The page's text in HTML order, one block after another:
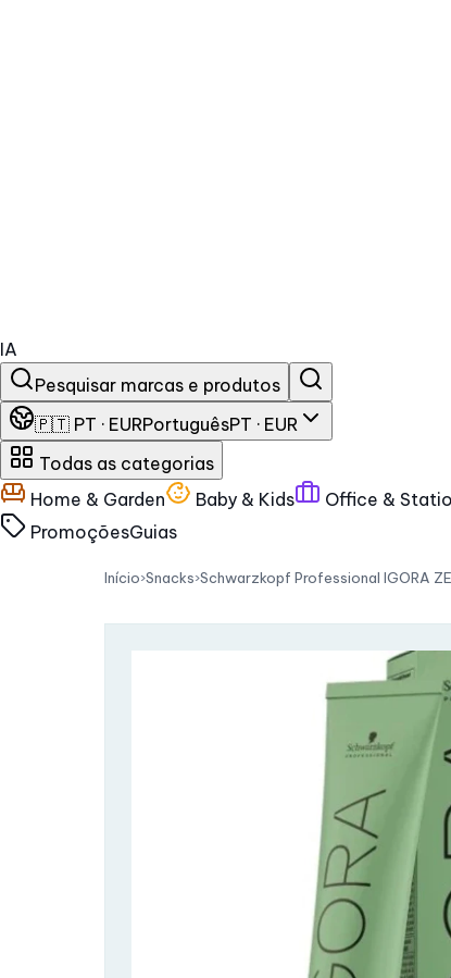
IA
Pesquisar marcas e produtos
🇵🇹 PT · EURPortuguêsPT · EUR
Todas as categorias
Home & Garden
Baby & Kids Office &
PromoçõesGuias
Início›Snacks›Schwarzkopf Professional IGORA